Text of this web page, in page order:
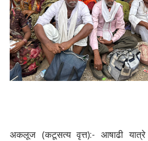
अकलूज (कटूसत्य वृत्त):- आषाढी यात्रे